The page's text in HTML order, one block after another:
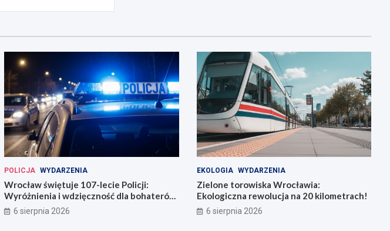
POLICJA WYDARZENIA
Wrocław świętuje 107-lecie Policji:
Wyróżnienia i wdzięczność dla bohaterów
codzienności
6 sierpnia 2026
EKOLOGIA WYDARZENIA
Zielone torowiska Wrocławia:
Ekologiczna rewolucja na 20 kilometrach!
6 sierpnia 2026